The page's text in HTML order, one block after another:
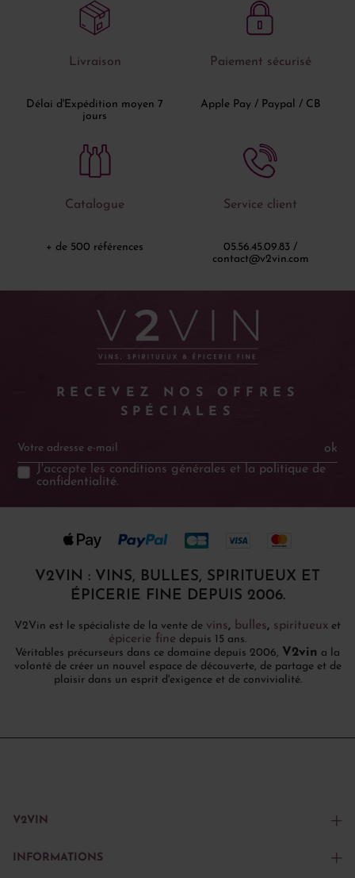
Livraison
Délai d'Expédition moyen 7
jours
Paiement sécurisé
Apple Pay / Paypal / CB
Catalogue
+ de 500 références
Service client
05.56.45.09.83 /
contact@v2vin.com
RECEVEZ NOS OFFRES
SPÉCIALES
ok
J'accepte les conditions générales et la politique de
confidentialité.
V2VIN : VINS, BULLES, SPIRITUEUX ET
ÉPICERIE FINE DEPUIS 2006.
V2Vin est le spécialiste de la vente de vins, bulles, spiritueux et
épicerie fine depuis 15 ans.
Véritables précurseurs dans ce domaine depuis 2006, V2vin a la
volonté de créer un nouvel espace de découverte, de partage et de
plaisir dans un esprit d'exigence et de convivialité.
V2VIN
INFORMATIONS